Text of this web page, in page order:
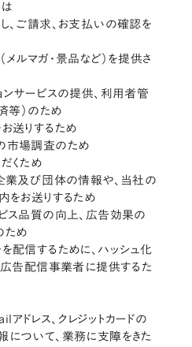
、ご請求、お支払いの確認を
ルマガ・景品など）を提供さ
ンサービスの提供、利用者管
等）のため
送りするため
市場調査のため
くため
業及び団体の情報や、当社の
をお送りするため
ス品質の向上、広告効果の
ため
配信するために、ハッシュ化
広告配信事業者に提供するた
ドレス、クレジットカードの
ついて、業務に支障をきた